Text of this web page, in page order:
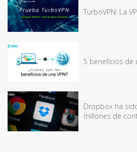
TurboVPN: La
5 beneficios de
Dropbox ha
millones de